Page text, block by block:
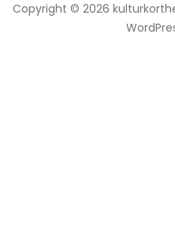
Copyright © 2026